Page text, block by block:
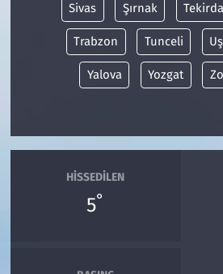
Sivas Şırnak
Trabzon Tunceli
Yalova Yozgat
HISSEDILEN
5°